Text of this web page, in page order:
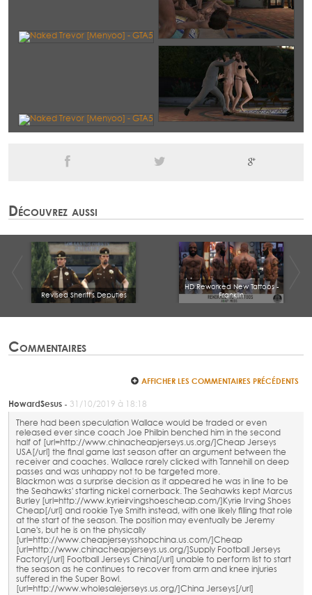
Découvrez aussi
Revised Sheriff's Deputies
HD Reworked New Tattoos -
Franklin
Commentaires
AFFICHER LES COMMENTAIRES PRÉCÉDENTS
HowardSesus - 31/10/2019 à 18:18
There had been speculation Wallace would be traded or even
released ever since coach Joe Philbin benched him in the second
half of [url=http://www.chinacheapjerseys.us.org/]Cheap Jerseys
USA[/url] the final game last season after an argument between the
receiver and coaches. Wallace rarely clicked with Tannehill on deep
passes and was unhappy not to be targeted more.
Blackmon was a surprise decision as it appeared he was in line to be
the Seahawks' starting nickel cornerback. The Seahawks kept Marcus
Burley [url=http://www.kyrieirvingshoescheap.com/]Kyrie Irving Shoes
Cheap[/url] and rookie Tye Smith instead, with one likely filling that role
at the start of the season. The position may eventually be Jeremy
Lane's, but he is on the physically
[url=http://www.cheapjerseysshopchina.us.com/]Cheap
[url=http://www.chinacheapjerseys.us.org/]Supply Football Jerseys
Factory[/url] Football Jerseys China[/url] unable to perform list to start
the season as he continues to recover from arm and knee injuries
suffered in the Super Bowl.
[url=http://www.wholesalejerseys.us.org/]China Jerseys[/url]